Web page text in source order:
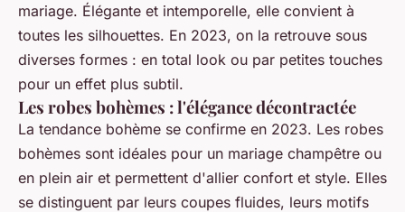
mariage. Élégante et intemporelle, elle convient à
toutes les silhouettes. En 2023, on la retrouve sous
diverses formes : en total look ou par petites touches
pour un effet plus subtil.
Les robes bohèmes : l'élégance décontractée
La tendance bohème se confirme en 2023. Les robes
bohèmes sont idéales pour un mariage champêtre ou
en plein air et permettent d'allier confort et style. Elles
se distinguent par leurs coupes fluides, leurs motifs